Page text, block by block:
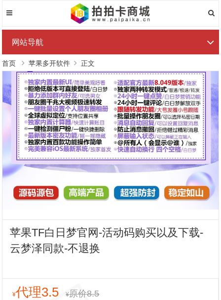
网站导航
首页 苹果多开软件 正文
苹果TF白日梦官网-活动码购买以及下载-
云梦泽同款-不退换
¥代理3.5 ¥原价8.5